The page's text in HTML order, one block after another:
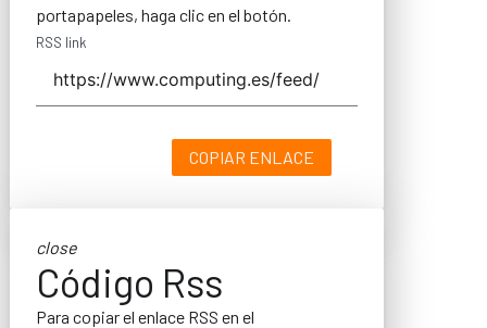
portapapeles, haga clic en el botón.
RSS link
COPIAR ENLACE
close
Código Rss
Para copiar el enlace RSS en el